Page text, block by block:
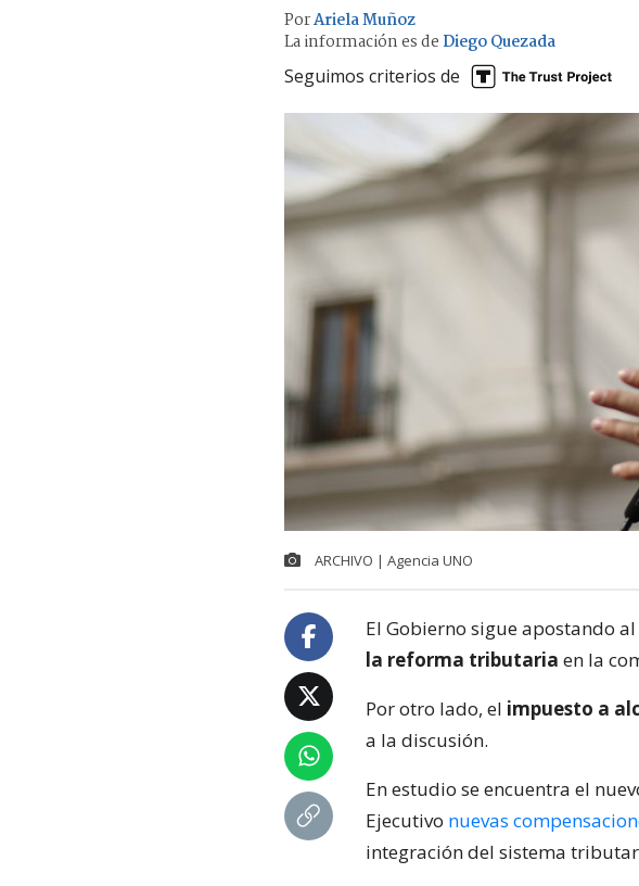
PorAriela Muñoz
La información es de Diego Quezada
Seguimos criterios de
ARCHIVO | Agencia UNO
El Gobierno sigue apostando
la reforma tributaria en la
Por otro lado, el impuesto a
a la discusión.
En estudio se encuentra el
Ejecutivo nuevas
integración del sistema